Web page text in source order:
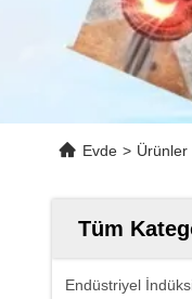
Evde > Ürünler
Tüm
Endüstriyel